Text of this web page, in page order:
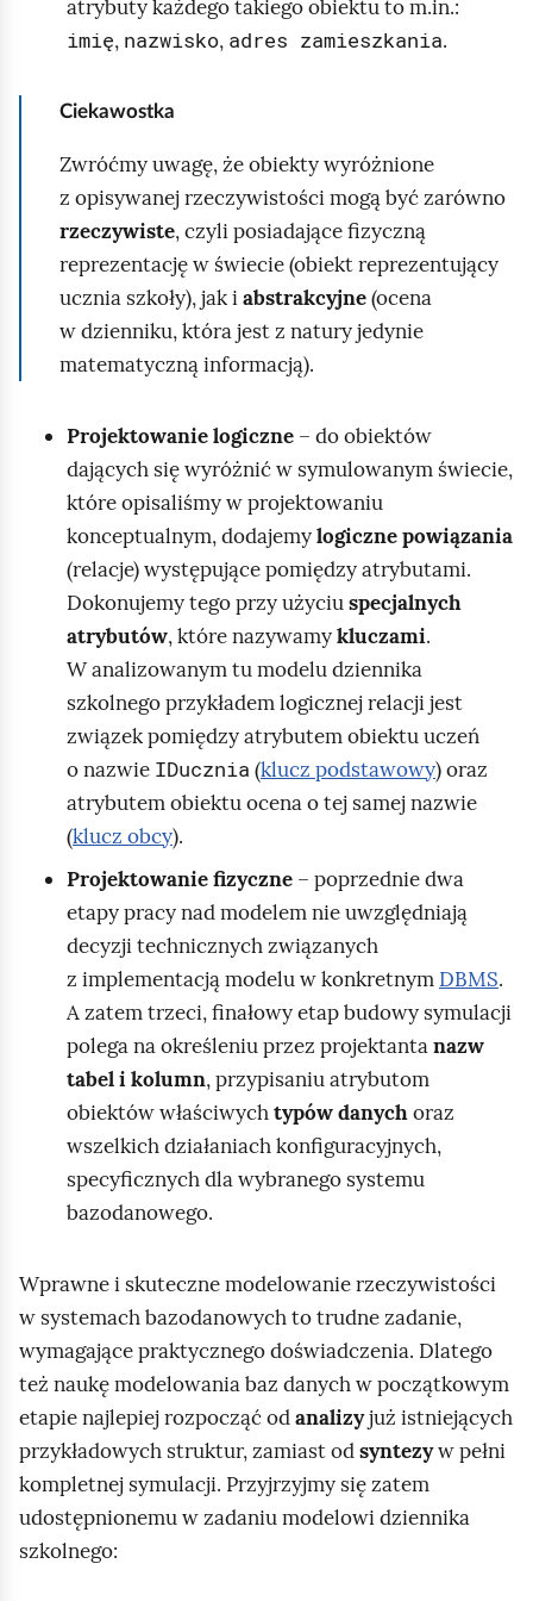
g
atrybuty każdego takiego obiektu to m.in.:
imię, nazwisko, adres zamieszkania.
Ciekawostka
Zwróćmy uwagę, że obiekty wyróżnione
z opisywanej rzeczywistości mogą być zarówno
rzeczywiste, czyli posiadające fizyczną
reprezentację w świecie (obiekt reprezentujący
ucznia szkoły), jak iabstrakcyjne(ocena
w dzienniku, która jest z natury jedynie
matematyczną informacją).
Projektowanie logiczne – do obiektów
dających się wyróżnić w symulowanym świecie,
które opisaliśmy w projektowaniu
konceptualnym, dodajemylogiczne powiązania
(relacje) występujące pomiędzy atrybutami.
Dokonujemy tego przy użyciuspecjalnych
atrybutów, które nazywamykluczami.
W analizowanym tu modelu dziennika
szkolnego przykładem logicznej relacji jest
związek pomiędzy atrybutem obiektu uczeń
o nazwie IDucznia (klucz podstawowy) oraz
atrybutem obiektu ocena o tej samej nazwie
(klucz obcy).
Projektowanie fizyczne – poprzednie dwa
etapy pracy nad modelem nie uwzględniają
decyzji technicznych związanych
z implementacją modelu w konkretnym DBMS.
A zatem trzeci, finałowy etap budowy symulacji
polega na określeniu przez projektantanazw
tabel i kolumn, przypisaniu atrybutom
obiektów właściwychtypów danychoraz
wszelkich działaniach konfiguracyjnych,
specyficznych dla wybranego systemu
bazodanowego.
Wprawne i skuteczne modelowanie rzeczywistości
w systemach bazodanowych to trudne zadanie,
wymagające praktycznego doświadczenia. Dlatego
też naukę modelowania baz danych w początkowym
etapie najlepiej rozpocząć odanalizyjuż istniejących
przykładowych struktur, zamiast odsyntezyw pełni
kompletnej symulacji. Przyjrzyjmy się zatem
udostępnionemu w zadaniu modelowi dziennika
szkolnego: